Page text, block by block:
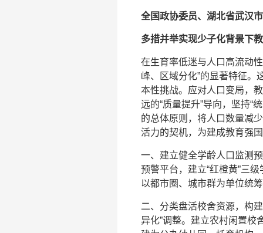
全国政协委员、湖北省武汉
多措并举实现少子化背景下
在生育率低迷与人口高流动
峰、区域分化”的显著特征。
本性挑战。应对人口变局，
远的“质量提升”导向，坚持“
的总体原则，将人口数量减
活力的契机，为建成教育强
一、建立健全学龄人口监测
预警平台，建立“红橙黄”三
以都市圈、城市群为单位统
二、分类盘活校舍资源，构
异化”调整。建立农村闲置校